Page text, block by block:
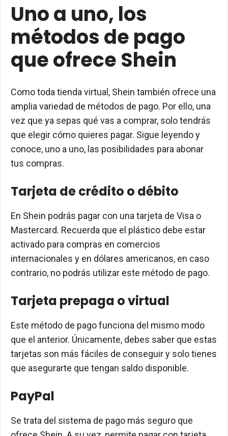
Uno a uno, los
métodos de pago
que ofrece Shein
Como toda tienda virtual, Shein también ofrece una
amplia variedad de métodos de pago. Por ello, una
vez que ya sepas qué vas a comprar, solo tendrás
que elegir cómo quieres pagar. Sigue leyendo y
conoce, uno a uno, las posibilidades para abonar
tus compras.
Tarjeta de crédito o débito
En Shein podrás pagar con una tarjeta de Visa o
Mastercard. Recuerda que el plástico debe estar
activado para compras en comercios
internacionales y en dólares americanos, en caso
contrario, no podrás utilizar este método de pago.
Tarjeta prepaga o virtual
Este método de pago funciona del mismo modo
que el anterior. Únicamente, debes saber que estas
tarjetas son más fáciles de conseguir y solo tienes
que asegurarte que tengan saldo disponible.
PayPal
Se trata del sistema de pago más seguro que